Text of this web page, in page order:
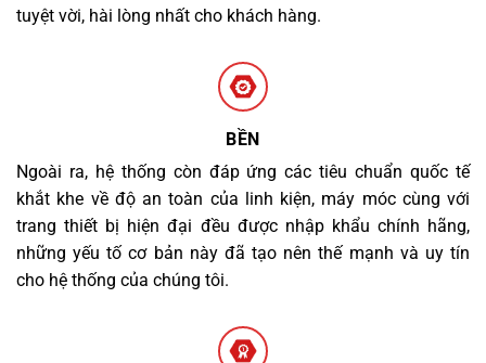
tuyệt vời, hài lòng nhất cho khách hàng.
BỀN
Ngoài ra, hệ thống còn đáp ứng các tiêu chuẩn quốc tế
khắt khe về độ an toàn của linh kiện, máy móc cùng với
trang thiết bị hiện đại đều được nhập khẩu chính hãng,
những yếu tố cơ bản này đã tạo nên thế mạnh và uy tín
cho hệ thống của chúng tôi.